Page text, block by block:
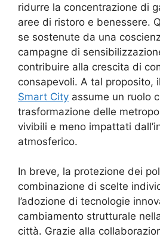
ridurre la concentrazione di
aree di ristoro e benessere.
se sostenute da una
campagne di
contribuire alla crescita di
consapevoli. A tal proposito,
Smart City assume un ruolo
trasformazione delle
vivibili e meno impattati
atmosferico.
In breve, la protezione dei
combinazione di scelte
l’adozione di tecnologie
cambiamento strutturale
città. Grazie alla